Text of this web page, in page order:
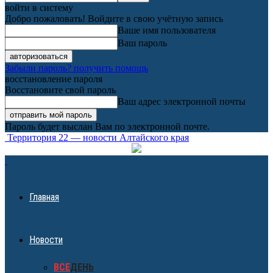
войти в систему
Добро пожаловать! Войдите в свою учётную запись
Ваше имя пользователя
Ваш пароль
Забыли пароль? получить помощь
восстановление пароля
Восстановите свой пароль
Ваш адрес электронной почты
Пароль будет выслан Вам по электронной почте.
Территория 22 — новости Алтайского края
Главная
Новости
ВСЕДЕНЬ